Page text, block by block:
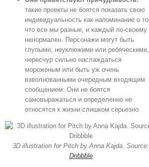
такие проекты не боятся показать свою
индивидуальность как напоминание о
что все мы разные, и каждый по-своему
ненормален. Персонажи могут быть
глупыми, неуклюжими или ребяческими,
чересчур сильно наслаждаться
мороженым или быть уж очень
взволнованными очередным входящим
сообщением. Они не боятся
самовыражаться и определенно не
относятся к жизни слишком серьезно.
3D illustration for Pitch by Anna Kajda. Source:
Dribbble